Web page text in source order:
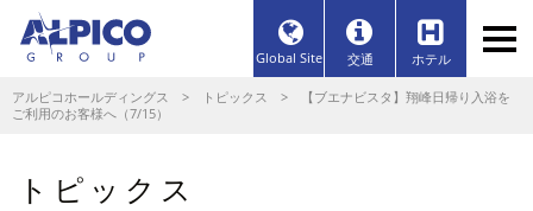
Global Site 交通 ホテル
アルピコホールディングス > トピックス > 【ブエナビスタ】翔峰日帰り入浴を
ご利用のお客様へ（7/15）
トピックス